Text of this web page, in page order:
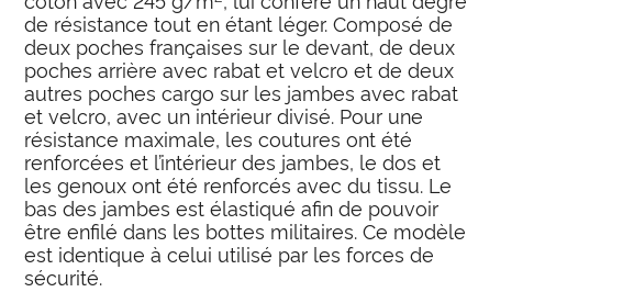
de résistance tout en étant léger. Composé de
deux poches françaises sur le devant, de deux
poches arrière avec rabat et velcro et de deux
autres poches cargo sur les jambes avec rabat
et velcro, avec un intérieur divisé. Pour une
résistance maximale, les coutures ont été
renforcées et l’intérieur des jambes, le dos et
les genoux ont été renforcés avec du tissu. Le
bas des jambes est élastiqué afin de pouvoir
être enfilé dans les bottes militaires. Ce modèle
est identique à celui utilisé par les forces de
sécurité.